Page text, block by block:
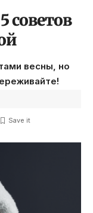
советов
весны, но